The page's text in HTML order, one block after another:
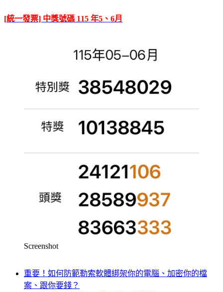
[統一發票] 中獎號碼 115 年5、6月
Screenshot
重要！如何防範勒索軟體綁架你的電腦、加密你的檔
案、跟你要錢？